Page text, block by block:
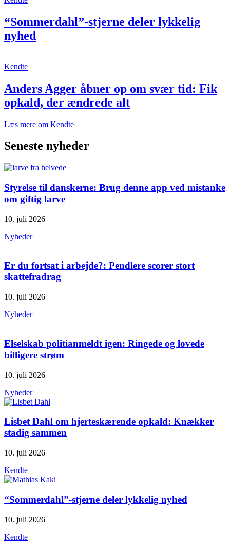
“Sommerdahl”-stjerne deler lykkelig
nyhed
Kendte
Anders Agger åbner op om svær tid: Fik
opkald, der ændrede alt
Læs mere om Kendte
Seneste nyheder
Styrelse til danskerne: Brug denne app ved mistanke
om giftig larve
10. juli 2026
Nyheder
Er du fortsat i arbejde?: Pendlere scorer stort
skattefradrag
10. juli 2026
Nyheder
Elselskab politianmeldt igen: Ringede og lovede
billigere strøm
10. juli 2026
Nyheder
Lisbet Dahl om hjerteskærende opkald: Knækker
stadig sammen
10. juli 2026
Kendte
“Sommerdahl”-stjerne deler lykkelig nyhed
10. juli 2026
Kendte